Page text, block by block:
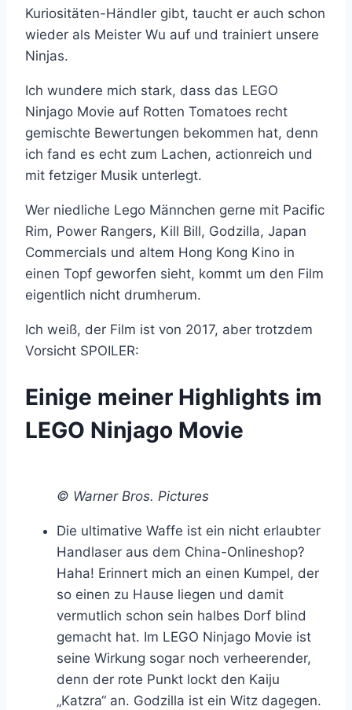
Kuriositäten-Händler gibt, taucht er auch schon
wieder als Meister Wu auf und trainiert unsere
Ninjas.
Ich wundere mich stark, dass das LEGO
Ninjago Movie auf Rotten Tomatoes recht
gemischte Bewertungen bekommen hat, denn
ich fand es echt zum Lachen, actionreich und
mit fetziger Musik unterlegt.
Wer niedliche Lego Männchen gerne mit Pacific
Rim, Power Rangers, Kill Bill, Godzilla, Japan
Commercials und altem Hong Kong Kino in
einen Topf geworfen sieht, kommt um den Film
eigentlich nicht drumherum.
Ich weiß, der Film ist von 2017, aber trotzdem
Vorsicht SPOILER:
Einige meiner Highlights im
LEGO Ninjago Movie
© Warner Bros. Pictures
Die ultimative Waffe ist ein nicht erlaubter
Handlaser aus dem China-Onlineshop?
Haha! Erinnert mich an einen Kumpel, der
so einen zu Hause liegen und damit
vermutlich schon sein halbes Dorf blind
gemacht hat. Im LEGO Ninjago Movie ist
seine Wirkung sogar noch verheerender,
denn der rote Punkt lockt den Kaiju
„Katzra“ an. Godzilla ist ein Witz dagegen.